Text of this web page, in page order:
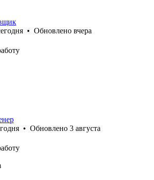
• Обновлено вчера
• Обновлено 3 августа